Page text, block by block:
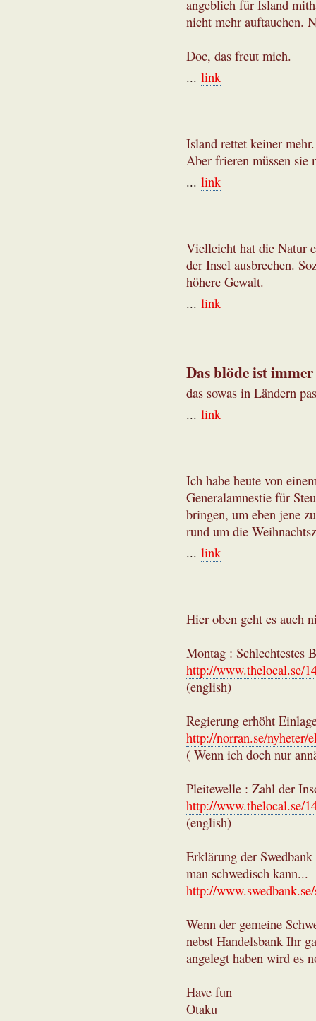
angeblich für Island
nicht mehr auftauchen.
Doc, das freut mich.
... link
Island rettet keiner mehr.
Aber frieren müssen sie
... link
Vielleicht hat die Natur
der Insel ausbrechen.
höhere Gewalt.
... link
Das blöde ist immer
das sowas in Ländern
... link
Ich habe heute von
Generalamnestie für
bringen, um eben jene
rund um die
... link
Hier oben geht es auch
Montag : Schlechtestes
http://www.thelocal.se/
(english)
Regierung erhöht
http://norran.se/nyheter/
( Wenn ich doch nur
Pleitewelle : Zahl der
http://www.thelocal.se/
(english)
Erklärung der
man schwedisch kann...
http://
Wenn der gemeine
nebst Handelsbank Ihr
angelegt haben wird es
Have fun
Otaku